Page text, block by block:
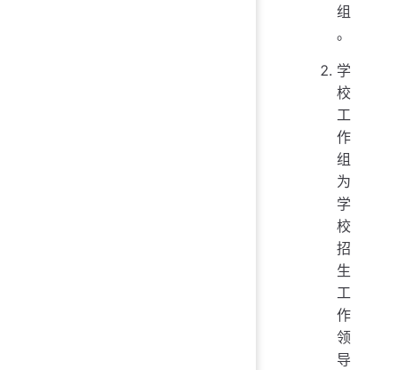
组
。
学
校
工
作
组
为
学
校
招
生
工
作
领
导